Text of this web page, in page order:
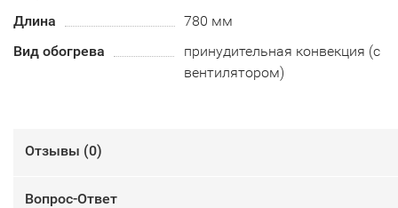
Длина
780 мм
Вид обогрева
принудительная конвекция (с
вентилятором)
Отзывы (0)
Вопрос-Ответ